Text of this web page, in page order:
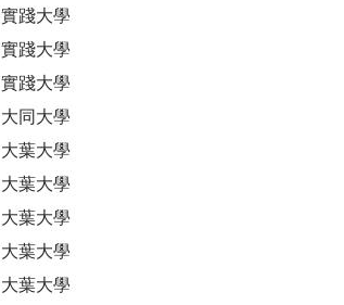
實踐大學
實踐大學
實踐大學
大同大學
大葉大學
大葉大學
大葉大學
大葉大學
大葉大學